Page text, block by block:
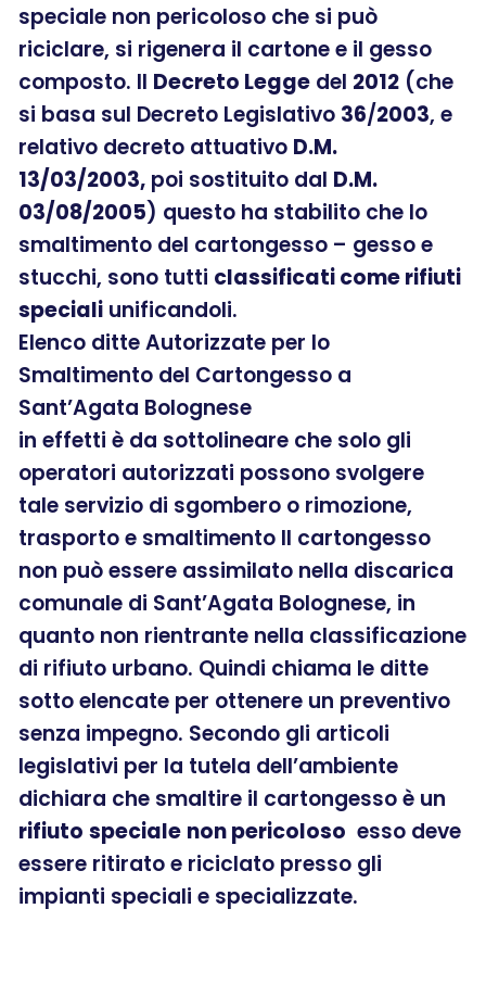
speciale non pericoloso che si può
riciclare, si rigenera il cartone e il gesso
composto. Il Decreto Legge del 2012 (che
si basa sul Decreto Legislativo 36/2003, e
relativo decreto attuativo D.M.
13/03/2003, poi sostituito dal D.M.
03/08/2005) questo ha stabilito che lo
smaltimento del cartongesso – gesso e
stucchi, sono tutti classificati come rifiuti
speciali unificandoli.
Elenco ditte Autorizzate per lo
Smaltimento del Cartongesso a
Sant’Agata Bolognese
in effetti è da sottolineare che solo gli
operatori autorizzati possono svolgere
tale servizio di sgombero o rimozione,
trasporto e smaltimento Il cartongesso
non può essere assimilato nella discarica
comunale di Sant’Agata Bolognese, in
quanto non rientrante nella classificazione
di rifiuto urbano. Quindi chiama le ditte
sotto elencate per ottenere un preventivo
senza impegno. Secondo gli articoli
legislativi per la tutela dell’ambiente
dichiara che smaltire il cartongesso è un
rifiuto speciale non pericoloso esso deve
essere ritirato e riciclato presso gli
impianti speciali e specializzate.